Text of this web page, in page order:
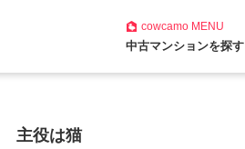
cowcamoMENU
中古マンションを探す
主役は猫